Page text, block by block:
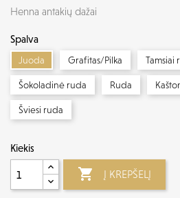
Henna antakių dažai
Spalva
Juoda Grafitas/Pilka Tamsiai
Šokoladinė ruda Ruda
Šviesi ruda
Kiekis
 Į KREPŠELĮ